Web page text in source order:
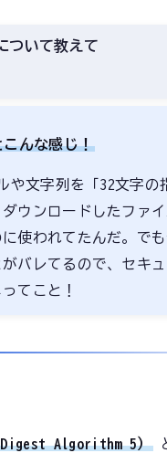
ついて教えて
んな感じ！
や文字列を「32文字の
ウンロードしたファ
使われてたんだ。で
バレてるので、セキ
てこと！
Digest Algorithm 5）